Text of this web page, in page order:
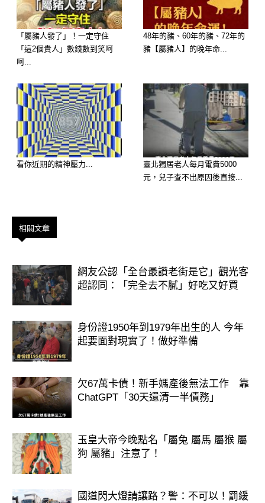
「屬豬人發了」！一定守住
「這2個貴人」數錢數到笑呵
呵...
48年的豬、60年的豬、72年的
豬【屬豬人】的晚年命...
看你近期的精神壓力...
臺北獨居老人每月電費5000
元，兒子查不出原因後直接...
相關文章
網友公認「全台最讚老街是它」觀光客
超認同：「完全去不膩」好吃又好買
身份證1950年到1979年出生的人 今年
起要面對現實了！做好準備
欠67萬卡債！新手媽產後無法工作 靠
ChatGPT「30天還清一半債務」
玉皇大帝今晚點名「屬兔 屬馬 屬猴 屬
狗 屬豬」注意了！
國道閃大燈請讓路？警：不可以！罰緩